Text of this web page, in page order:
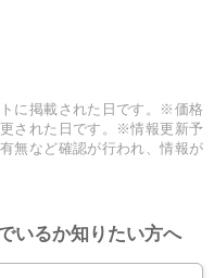
に掲載された日です。※価格
された日です。※情報更新予
無など確認が行われ、情報が
いるか知りたい方へ